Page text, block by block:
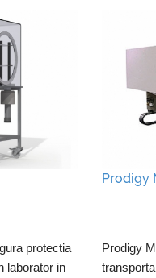
protectia
laborator in
Prodigy
Prodigy